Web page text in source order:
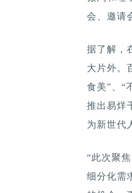
会、邀请
据了解，
大片外。
食美”、“
推出易烊
为新世代
“此次聚
细分化需